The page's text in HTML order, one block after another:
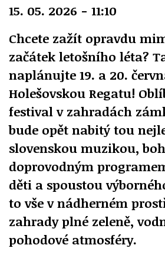
15. 05. 2026 - 11:10
Chcete zažít opravdu
začátek letošního léta?
naplánujte 19. a 20.
Holešovskou Regatu!
festival v zahradách
bude opět nabitý tou
slovenskou muzikou,
doprovodným
děti a spoustou
to vše v nádherném
zahrady plné zeleně,
pohodové atmosféry.